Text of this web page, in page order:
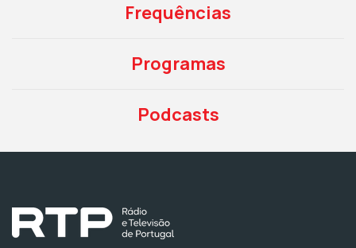
Frequências
Programas
Podcasts